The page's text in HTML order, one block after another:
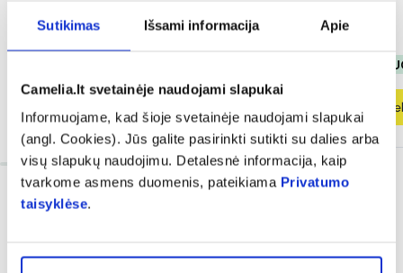
Sutikimas Išsami informacija Apie
Camelia.lt svetainėje naudojami slapukai
Informuojame, kad šioje svetainėje naudojami slapukai
(angl. Cookies). Jūs galite pasirinkti sutikti su dalies arba
visų slapukų naudojimu. Detalesnė informacija, kaip
tvarkome asmens duomenis, pateikiama Privatumo
taisyklėse.
12,37 € 6,78 € 8,48 €
% PAPILDOMA
Į